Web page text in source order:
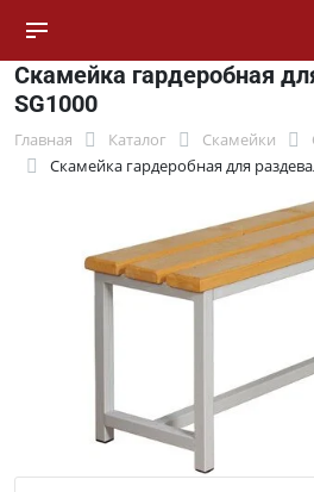
Скамейка гардеробная
SG1000
Главная Каталог Скамейки
Скамейка гардеробная для